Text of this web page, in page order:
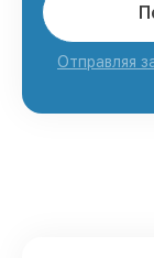
Отправляя